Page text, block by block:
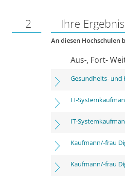
2 Ihre
An diesen Hochschulen
Aus-, Fort-
Gesundheits- und
IT-
IT-
Kaufmann/-frau
Kaufmann/-frau